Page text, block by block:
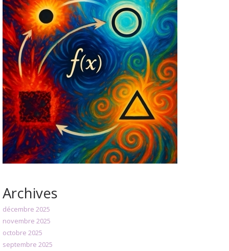
Archives
décembre 2025
novembre 2025
octobre 2025
septembre 2025